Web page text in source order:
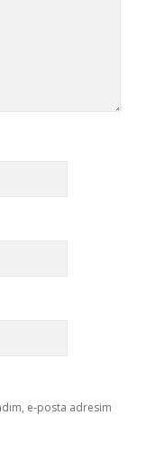
e-posta adresim